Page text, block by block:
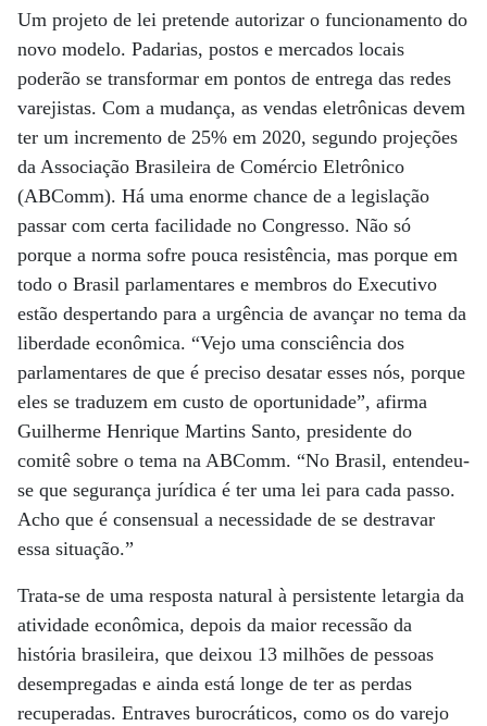
Um projeto de lei pretende autorizar o funcionamento do
novo modelo. Padarias, postos e mercados locais
poderão se transformar em pontos de entrega das redes
varejistas. Com a mudança, as vendas eletrônicas devem
ter um incremento de 25% em 2020, segundo projeções
da Associação Brasileira de Comércio Eletrônico
(ABComm). Há uma enorme chance de a legislação
passar com certa facilidade no Congresso. Não só
porque a norma sofre pouca resistência, mas porque em
todo o Brasil parlamentares e membros do Executivo
estão despertando para a urgência de avançar no tema da
liberdade econômica. “Vejo uma consciência dos
parlamentares de que é preciso desatar esses nós, porque
eles se traduzem em custo de oportunidade”, afirma
Guilherme Henrique Martins Santo, presidente do
comitê sobre o tema na ABComm. “No Brasil, entendeu-
se que segurança jurídica é ter uma lei para cada passo.
Acho que é consensual a necessidade de se destravar
essa situação.”
Trata-se de uma resposta natural à persistente letargia da
atividade econômica, depois da maior recessão da
história brasileira, que deixou 13 milhões de pessoas
desempregadas e ainda está longe de ter as perdas
recuperadas. Entraves burocráticos, como os do varejo